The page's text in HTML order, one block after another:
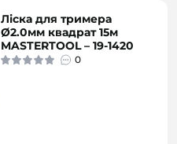
Ліска для тримера
Ø2.0мм квадрат 15м
MASTERTOOL – 19-1420
0